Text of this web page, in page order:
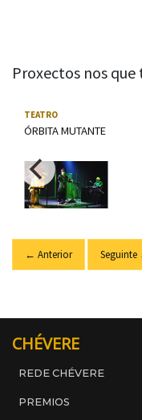
Proxectos nos
Usa as teclas frecha
TEATRO
ÓRBITA MUTANTE
← Anterior Seguinte
CHÉVERE
REDE CHÉVERE
PREMIOS